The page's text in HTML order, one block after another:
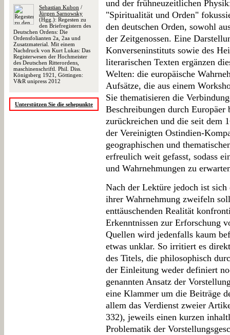
Sebastian Kubon /
Jürgen Sarnowsky
(Hgg.): Regesten zu
den Briefregistern des
Deutschen Ordens: Die
Ordensfolianten 2a, 2aa und
Zusatzmaterial. Mit einem
Nachdruck von Kurt Lukas: Das
Registerwesen der Hochmeister
des Deutschen Ritterordens,
maschinenschriftl. Phil. Diss.
Königsberg 1921, Göttingen:
V&R unipress 2012
Unterstützen Sie die sehepunkte
und der frühneuzeitlichen
"Spiritualität und Orden"
den deutschen Orden, sowohl
der Zeitgenossen. Eine
Konverseninstituts sowie des
literarischen Texten ergänzen
Welten: die europäische
Aufsätze, die aus einem
Sie thematisieren die
Beschreibungen durch Europäer
zurückreichen und die seit dem
der Vereinigten Ostindien-
geographischen und
erfreulich weit gefasst, sodass
und Wahrnehmungen zu
Nach der Lektüre jedoch ist sich
ihrer Wahrnehmung zweifeln
enttäuschenden Realität
Erkenntnissen zur Erforschung
Quellen wird jedenfalls kaum
etwas unklar. So irritiert es
des Titels, die philosophisch
der Einleitung weder definiert
genannten Ansatz der
eine Klammer um die Beiträge
allem das Verdienst zweier
332), jeweils einen kurzen
Problematik der